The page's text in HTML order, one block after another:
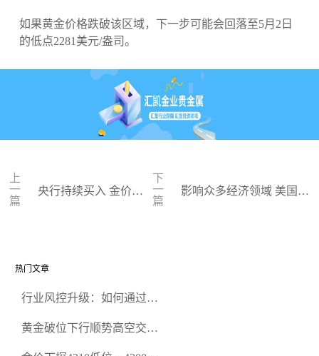
如果黄金价格跌破该区域，下一步可能会回落至5月2日
的低点2281美元/盎司。
上
一
篇
央行持续买入 金价有
下
一
篇
影响众多经济领域 美国科
热门文章
行业风控升级：如何通过正
规黄金开户交易平台？
黄金破位下行顺势高空交易